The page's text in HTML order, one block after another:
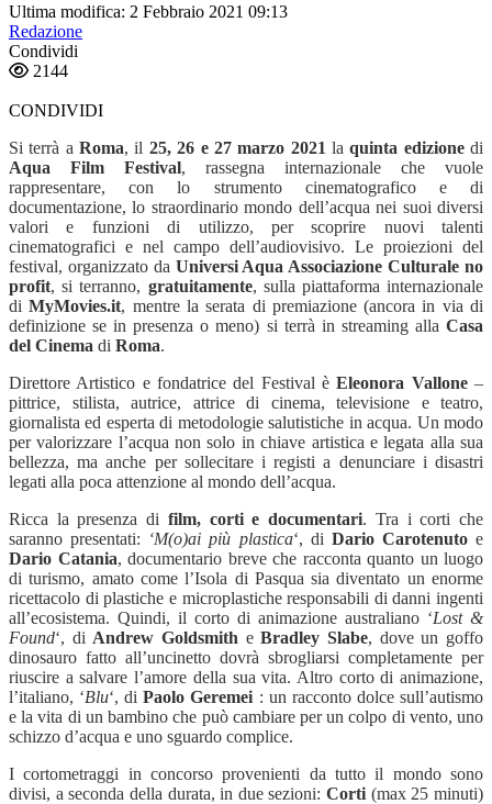
Ultima modifica: 2 Febbraio 2021 09:13
Redazione
Condividi
2144
CONDIVIDI
Si terrà aRoma, il 25, 26 e 27 marzo 2021 laquinta edizionedi
Aqua Film Festival, rassegna internazionale che vuole
rappresentare, con lo strumento cinematografico e di
documentazione, lo straordinario mondo dell’acqua nei suoi diversi
valori e funzioni di utilizzo, per scoprire nuovi talenti
cinematografici e nel campo dell’audiovisivo. Le proiezioni del
festival, organizzato da Universi Aqua Associazione Culturale no
profit, si terranno, gratuitamente, sulla piattaforma internazionale
diMyMovies.it, mentre la serata di premiazione (ancora in via di
definizione se in presenza o meno) si terrà in streaming allaCasa
del Cinema di Roma.
Direttore Artistico e fondatrice del Festival èEleonora Vallone–
pittrice, stilista, autrice, attrice di cinema, televisione e teatro,
giornalista ed esperta di metodologie salutistiche in acqua. Un modo
per valorizzare l’acqua non solo in chiave artistica e legata alla sua
bellezza, ma anche per sollecitare i registi a denunciare i disastri
legati alla poca attenzione al mondo dell’acqua.
Ricca la presenza di film, corti e documentari. Tra i corti che
saranno presentati: ‘M(o)ai più plastica‘, di Dario Carotenuto e
Dario Catania, documentario breve che racconta quanto un luogo
di turismo, amato come l’Isola di Pasqua sia diventato un enorme
ricettacolo di plastiche e microplastiche responsabili di danni ingenti
all’ecosistema. Quindi, il corto di animazione australiano ‘Lost &
Found‘, di Andrew Goldsmith eBradley Slabe, dove un goffo
dinosauro fatto all’uncinetto dovrà sbrogliarsi completamente per
riuscire a salvare l’amore della sua vita. Altro corto di animazione,
l’italiano, ‘Blu‘, diPaolo Geremei : un racconto dolce sull’autismo
e la vita di un bambino che può cambiare per un colpo di vento, uno
schizzo d’acqua e uno sguardo complice.
I cortometraggi in concorso provenienti da tutto il mondo sono
divisi, a seconda della durata, in due sezioni:Corti (max 25 minuti)